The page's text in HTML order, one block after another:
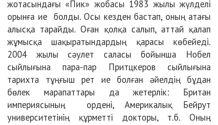
жотасындағы «Пик» жобасы 1983 жылы жүлделі
орынға ие болды. Осы кезден бастап, оның атағы
алысқа тарайды. Оған қолқа салып, аттай қалап
жұмысқа шақыратындардың қарасы көбейеді.
2004 жылы сәулет саласы бойынша Нобел
сыйлығына пара-пар Притцкеров сыйлығына
тарихта тұңғыш рет ие болған әйелдің бұдан
бөлек марапаттары да жетерлік: Британ
империясының ордені, Америкалық Бейрут
университетінің құрметті докторы, т.б. Оның